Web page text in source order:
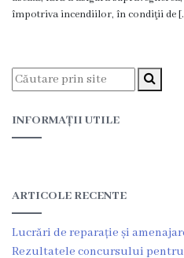
Proiecte
derulare
prioritare
finanțare
Proiecte
împotriva incendiilor, în condiţii de
INFORMAȚII UTILE
ARTICOLE RECENTE
Lucrări de reparație și
Rezultatele concursului